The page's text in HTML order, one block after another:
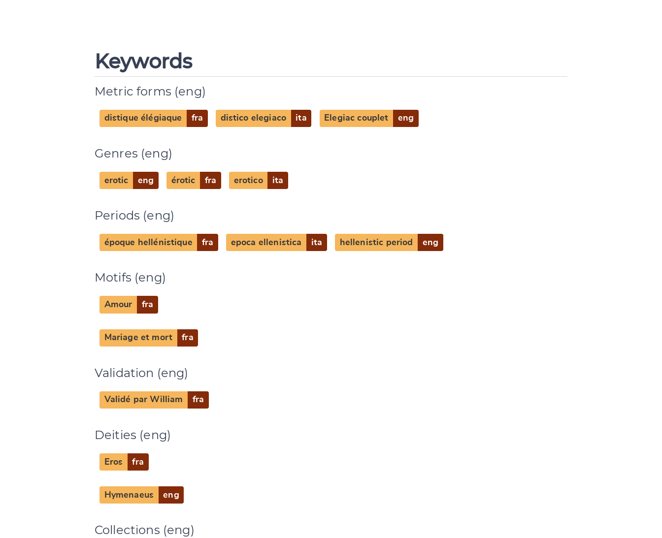
Keywords
Metric forms (eng)
distique élégiaque fra distico elegiaco ita Elegiac couplet eng
Genres (eng)
erotic eng érotic fra erotico ita
Periods (eng)
époque hellénistique fra epoca ellenistica ita hellenistic period eng
Motifs (eng)
Amour fra
Mariage et mort fra
Validation (eng)
Validé par William fra
Deities (eng)
Eros fra
Hymenaeus eng
Collections (eng)